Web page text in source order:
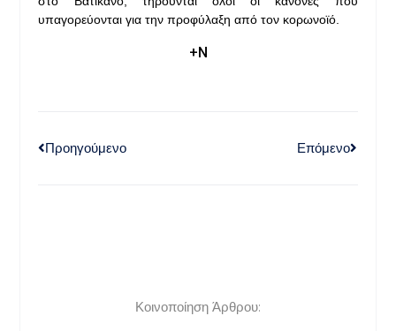
υπαγορεύονται για την προφύλαξη από τον κορωνοϊό.
+Ν
Προηγούμενο Επόμενο
Κοινοποίηση Άρθρου: